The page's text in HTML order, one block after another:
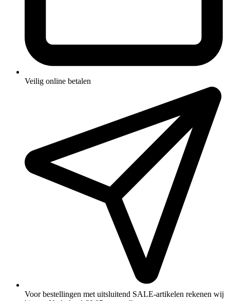
Veilig online betalen
Voor bestellingen met uitsluitend SALE‑artikelen rekenen wij